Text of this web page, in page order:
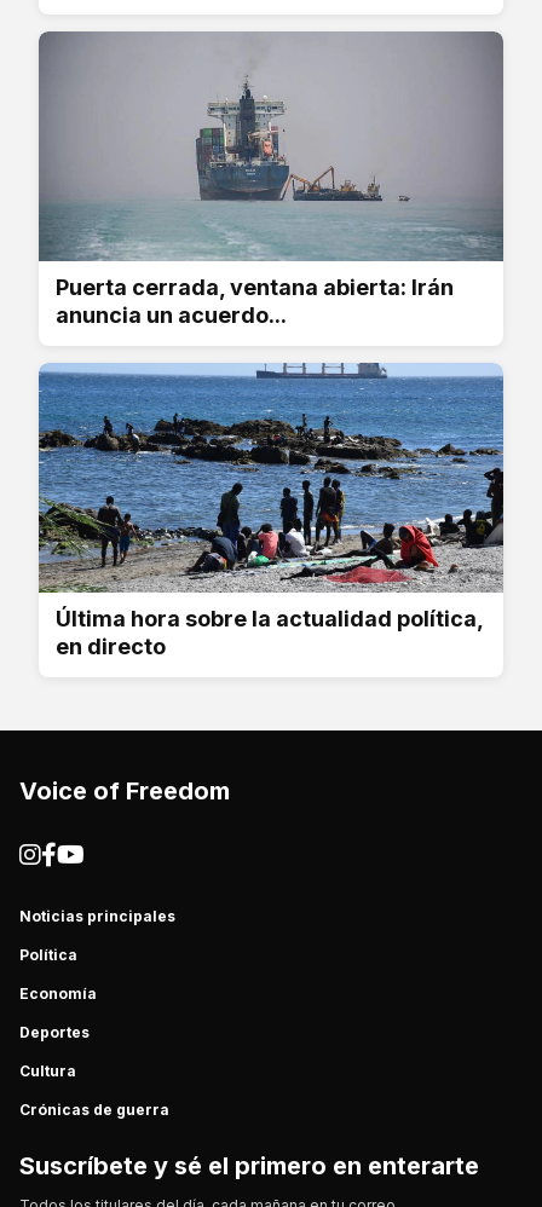
Puerta cerrada, ventana abierta: Irán
anuncia un acuerdo...
Última hora sobre la actualidad política,
en directo
Voice of Freedom
Noticias principales
Política
Economía
Deportes
Cultura
Crónicas de guerra
Suscríbete y sé el primero en enterarte